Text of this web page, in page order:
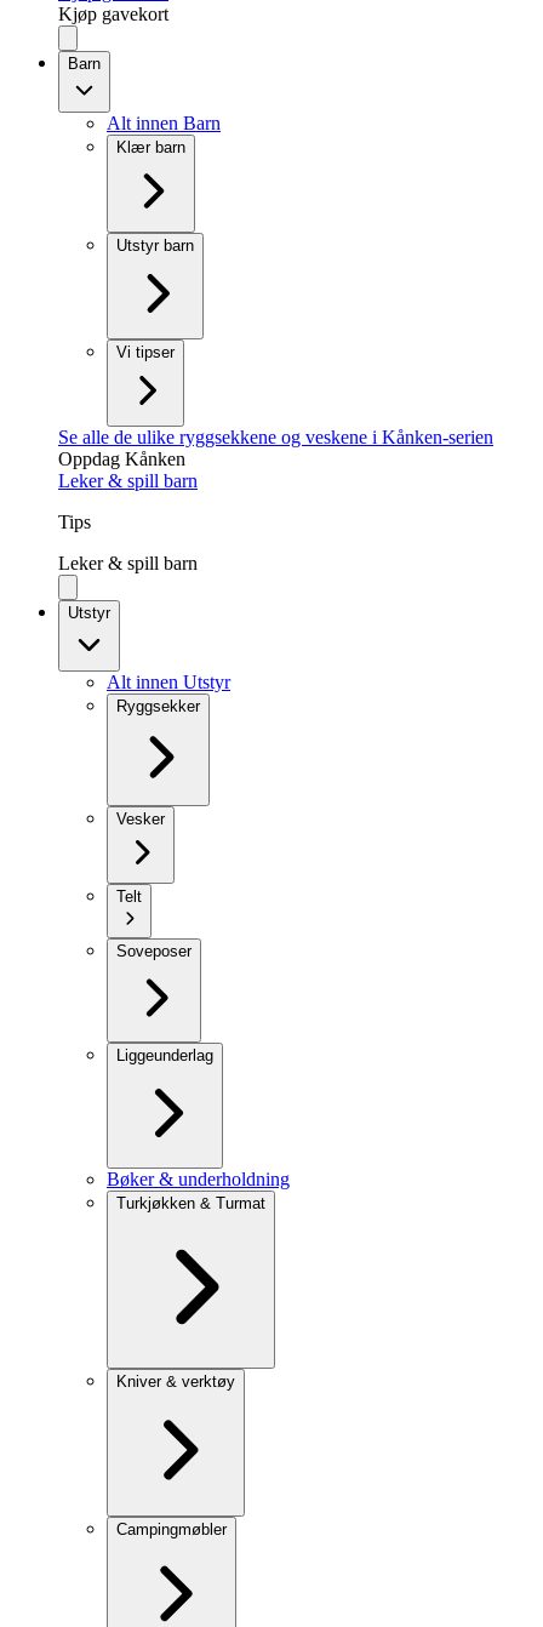
Kjøp gavekort
Barn
Alt innen Barn
Klær barn
Utstyr barn
Vi tipser
Se alle de ulike ryggsekkene og veskene i Kånken-serien
Oppdag Kånken
Leker & spill barn
Tips
Leker & spill barn
Utstyr
Alt innen Utstyr
Ryggsekker
Vesker
Telt
Soveposer
Liggeunderlag
Bøker & underholdning
Turkjøkken & Turmat
Kniver & verktøy
Campingmøbler